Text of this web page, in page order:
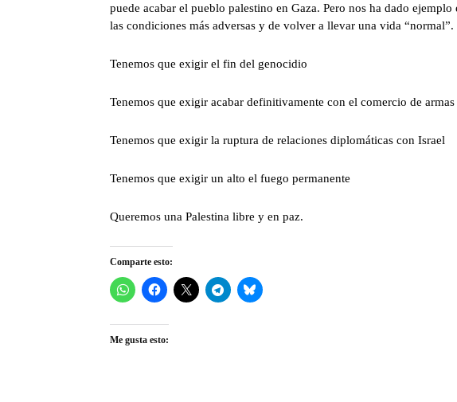
puede acabar el pueblo palestino en Gaza. Pero nos ha dado
las condiciones más adversas y de volver a llevar una vida “normal”.
Tenemos que exigir el fin del genocidio
Tenemos que exigir acabar definitivamente con el comercio de armas
Tenemos que exigir la ruptura de relaciones diplomáticas con Israel
Tenemos que exigir un alto el fuego permanente
Queremos una Palestina libre y en paz.
Comparte esto:
Me gusta esto: